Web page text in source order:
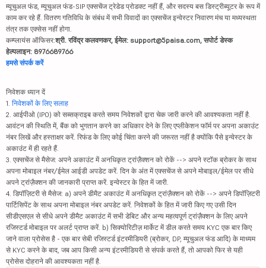
म्यूचुअल फंड, म्यूचुअल फंड-SIP एक्सचेंज ट्रेडेड प्रोडक्ट नहीं हैं, और सदस्य बस डिस्ट्रीब्यूटर के रूप में
काम कर रहे हैं. वितरण गतिविधि के संबंध में सभी विवादों का एक्सचेंज इन्वेस्टर निवारण मंच या मध्यस्थता
तंत्र तक एक्सेस नहीं होगा.
कम्प्लायंस ऑफिसर:श्री. रविंद्र कलवणकर, ईमेल: support@5paisa.com, सपोर्ट डेस्क
हेल्पलाइन: 8976689766
हमसे संपर्क करें
निवेशक ध्यान दें
1. निवेशकों के लिए सलाह
2. आईपीओ (IPO) को सब्सक्राइब करते समय निवेशकों द्वारा चेक जारी करने की आवश्यकता नहीं है.
आवंटन की स्थिति में, बैंक को भुगतान करने का अधिकार देने के लिए एप्लीकेशन फॉर्म पर अपना अकाउंट
नंबर लिखें और हस्ताक्षर करें. रिफंड के लिए कोई चिंता करने की जरूरत नहीं है क्योंकि पैसे इन्वेस्टर के
अकाउंट में ही रहते हैं.
3. एक्सचेंज से मैसेज: अपने अकाउंट में अनधिकृत ट्रांज़ैक्शन को रोकें --> अपने स्टॉक ब्रोकर के साथ
अपना मोबाइल नंबर/ईमेल आईडी अपडेट करें. दिन के अंत में एक्सचेंज से अपने मोबाइल/ईमेल पर सीधे
अपने ट्रांज़ैक्शन की जानकारी प्राप्त करें. इन्वेस्टर के हित में जारी.
4. डिपॉज़िटरी से मैसेज: a) अपने डीमैट अकाउंट में अनधिकृत ट्रांज़ैक्शन को रोकें --> अपने डिपॉज़िटरी
पार्टिसिपेंट के साथ अपना मोबाइल नंबर अपडेट करें. निवेशकों के हित में जारी किए गए उसी दिन
सीडीएसएल से सीधे अपने डीमैट अकाउंट में सभी डेबिट और अन्य महत्वपूर्ण ट्रांज़ैक्शन के लिए अपने
रजिस्टर्ड मोबाइल पर अलर्ट प्राप्त करें. b) सिक्योरिटीज़ मार्केट में डील करते समय KYC एक बार किए
जाने वाला प्रोसेस है - एक बार सेबी रजिस्टर्ड इंटरमीडियरी (ब्रोकर, DP, म्यूचुअल फंड आदि) के माध्यम
से KYC करने के बाद, जब आप किसी अन्य इंटरमीडियरी से संपर्क करते हैं, तो आपको फिर से यही
प्रोसेस दोहराने की आवश्यकता नहीं है.